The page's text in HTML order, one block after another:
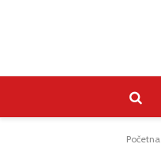
Početna